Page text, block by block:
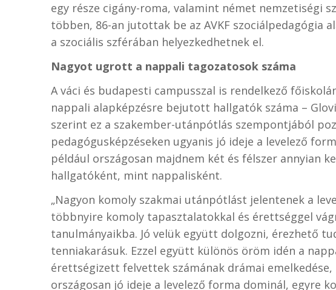
egy része cigány-roma, valamint német nemzetiségi
többen, 86-an jutottak be az AVKF szociálpedagógia
a szociális szférában helyezkedhetnek el.
Nagyot ugrott a nappali tagozatosok száma
A váci és budapesti campusszal is rendelkező
nappali alapképzésre bejutott hallgatók száma –
szerint ez a szakember-utánpótlás szempontjából
pedagógusképzéseken ugyanis jó ideje a levelező
például országosan majdnem két és félszer annyian
hallgatóként, mint nappalisként.
„Nagyon komoly szakmai utánpótlást jelentenek a
többnyire komoly tapasztalatokkal és érettséggel
tanulmányaikba. Jó velük együtt dolgozni, érezhető
tenniakarásuk. Ezzel együtt különös öröm idén a
érettségizett felvettek számának drámai emelkedése,
országosan jó ideje a levelező forma dominál, egyre